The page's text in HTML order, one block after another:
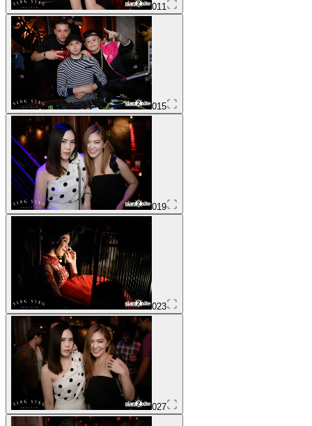
011
015
019
023
027